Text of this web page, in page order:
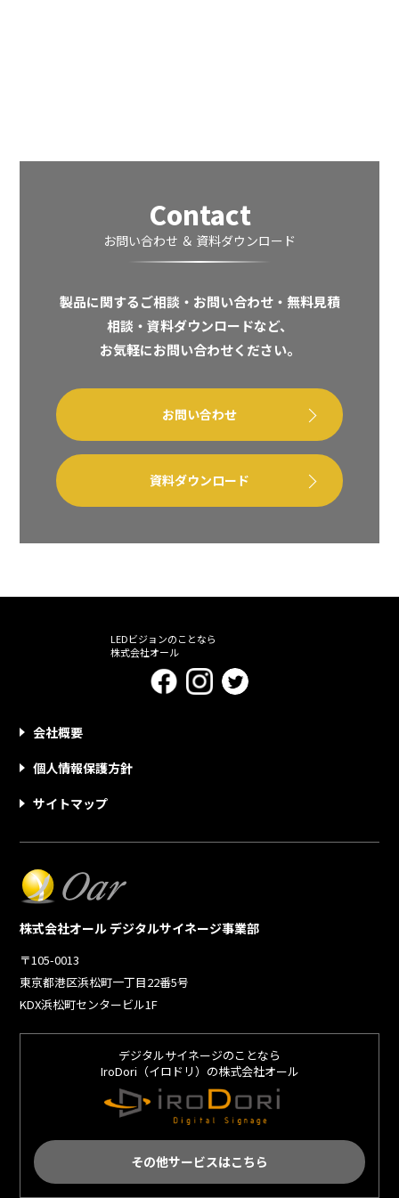
Contact
お問い合わせ ＆ 資料ダウンロード
製品に関するご相談・お問い合わせ・無料見積
相談・資料ダウンロードなど、
お気軽にお問い合わせください。
お問い合わせ
資料ダウンロード
LEDビジョンのことなら
株式会社オール
会社概要
個人情報保護方針
サイトマップ
株式会社オール デジタルサイネージ事業部
〒105-0013
東京都港区浜松町一丁目22番5号
KDX浜松町センタービル1F
デジタルサイネージのことなら
IroDori（イロドリ）の株式会社オール
その他サービスはこちら